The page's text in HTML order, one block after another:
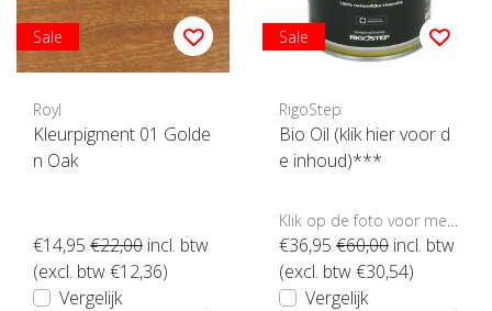
Sale
Royl
Kleurpigment 01 Golde
n Oak
€14,95 €22,00 incl. btw
(excl. btw €12,36)
Vergelijk
Sale
RigoStep
Bio Oil (klik hier voor d
e inhoud)***
€36,95 €60,00 incl. btw
(excl. btw €30,54)
Vergelijk